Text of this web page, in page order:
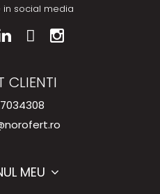
social media
CLIENTI
MEU